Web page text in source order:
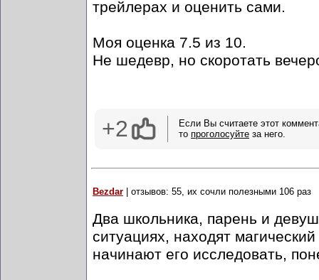
трейлерах и оценить сами.
Моя оценка 7.5 из 10.
Не шедевр, но скоротать
+2
Если Вы считаете этот
то проголосуйте за него.
Bezdar | отзывов: 55, их сочли полезными 106 раз
Два школьника, парень и
ситуациях, находят
начинают его исследовать,